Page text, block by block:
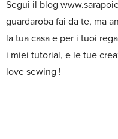
Segui il blog
guardaroba fai da te, ma
la tua casa e per i tuoi
i miei tutorial, e le tue
love sewing !